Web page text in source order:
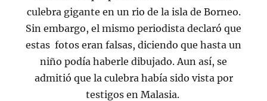
culebra gigante en un rio de la isla de Borneo.
Sin embargo, el mismo periodista declaró que
estas fotos eran falsas, diciendo que hasta un
niño podía haberle dibujado. Aun así, se
admitió que la culebra había sido vista por
testigos en Malasia.